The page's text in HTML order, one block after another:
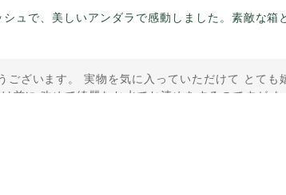
ュで、美しいアンダラで感動しました。素敵な
ございます。 実物を気に入っていただけて とて
前に 改めて綺麗なお水でお清めをするのですが